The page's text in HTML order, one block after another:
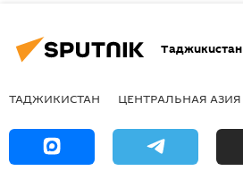
Таджикистан
ТАДЖИКИСТАН ЦЕНТРАЛЬНАЯ АЗИЯ